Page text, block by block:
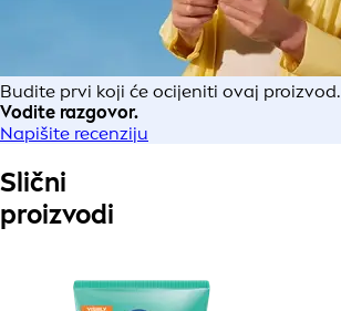
Budite prvi koji će ocijeniti ovaj proizvod.
Vodite razgovor.
Napišite recenziju
Slični
proizvodi